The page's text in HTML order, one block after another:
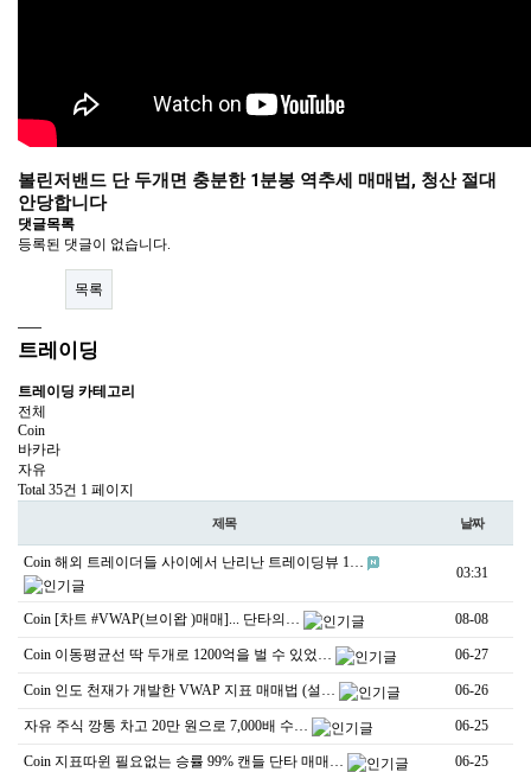
볼린저밴드 단 두개면 충분한 1분봉 역추세 매매법, 청산 절대
안당합니다
댓글목록
등록된 댓글이 없습니다.
목록
트레이딩
트레이딩 카테고리
전체
Coin
바카라
자유
Total 35건 1 페이지
제목 날짜
Coin 해외 트레이더들 사이에서 난리난 트레이딩뷰 1…
03:31
Coin [차트 #VWAP(브이왑 )매매]... 단타의… 08-08
Coin 이동평균선 딱 두개로 1200억을 벌 수 있었… 06-27
Coin 인도 천재가 개발한 VWAP 지표 매매법 (설… 06-26
자유 주식 깡통 차고 20만 원으로 7,000배 수… 06-25
Coin 지표따윈 필요없는 승률 99% 캔들 단타 매매… 06-25